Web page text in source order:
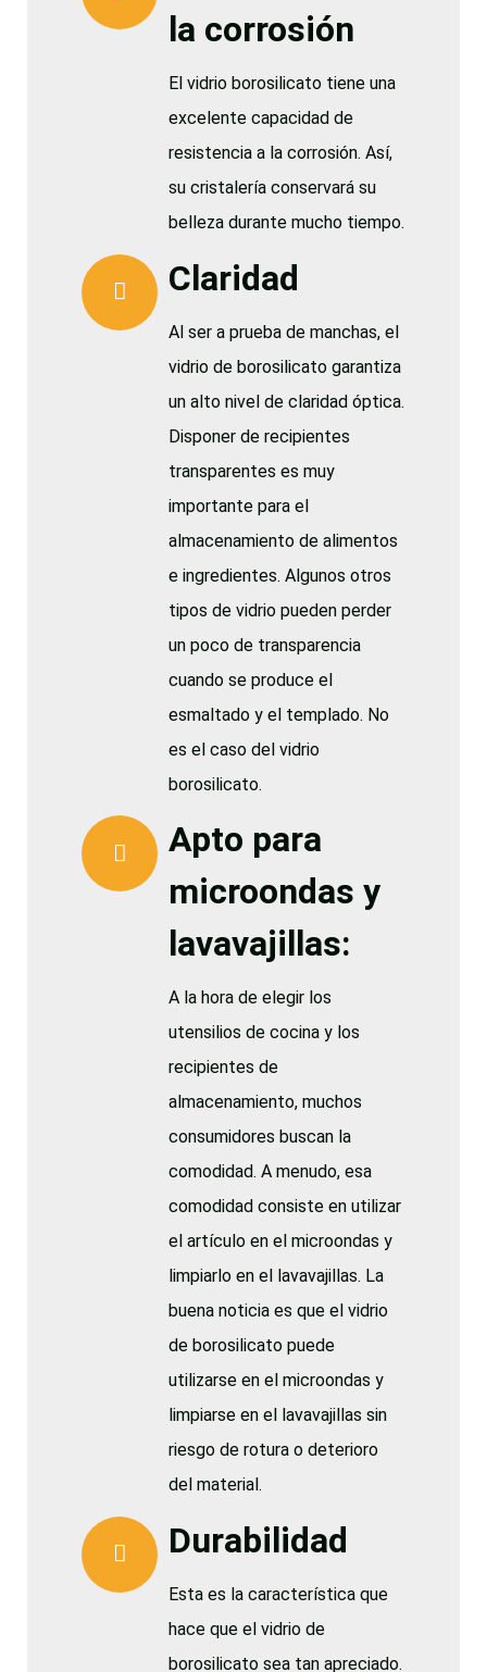
la corrosión
El vidrio borosilicato tiene una
excelente capacidad de
resistencia a la corrosión. Así,
su cristalería conservará su
belleza durante mucho tiempo.
Claridad
Al ser a prueba de manchas, el
vidrio de borosilicato garantiza
un alto nivel de claridad óptica.
Disponer de recipientes
transparentes es muy
importante para el
almacenamiento de alimentos
e ingredientes. Algunos otros
tipos de vidrio pueden perder
un poco de transparencia
cuando se produce el
esmaltado y el templado. No
es el caso del vidrio
borosilicato.
Apto para
microondas y
lavavajillas:
A la hora de elegir los
utensilios de cocina y los
recipientes de
almacenamiento, muchos
consumidores buscan la
comodidad. A menudo, esa
comodidad consiste en utilizar
el artículo en el microondas y
limpiarlo en el lavavajillas. La
buena noticia es que el vidrio
de borosilicato puede
utilizarse en el microondas y
limpiarse en el lavavajillas sin
riesgo de rotura o deterioro
del material.
Durabilidad
Esta es la característica que
hace que el vidrio de
borosilicato sea tan apreciado.